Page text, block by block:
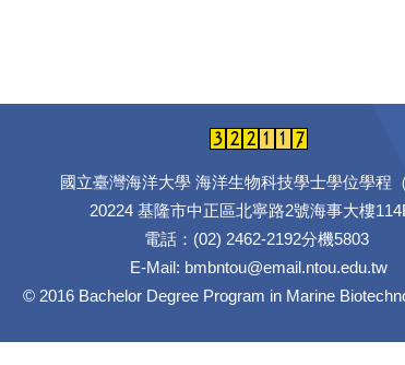
國立臺灣海洋大學 海洋生物科技學士學位學程（
20224 基隆市中正區北寧路2號海事大樓
電話：(02) 2462-2192分機5803
E-Mail: bmbntou@email.ntou.edu.tw
© 2016 Bachelor Degree Program in Marine